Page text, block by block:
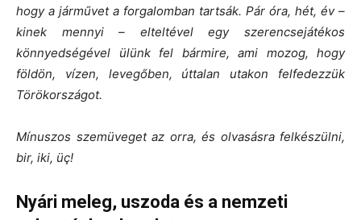
hogy a járművet a forgalomban tartsák. Pár óra, hét, év –
kinek mennyi – elteltével egy szerencsejátékos
könnyedségével ülünk fel bármire, ami mozog, hogy
földön, vízen, levegőben, úttalan utakon felfedezzük
Törökországot.
Mínuszos szemüveget az orra, és olvasásra felkészülni,
bir, iki, üç!
Nyári meleg, uszoda és a nemzeti